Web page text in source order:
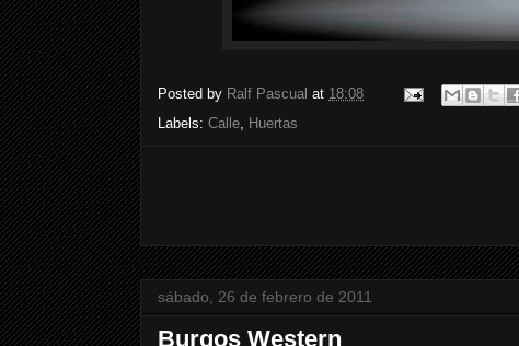
Posted by Ralf Pascual at 18:08
Labels: Calle, Huertas
sábado, 26 de febrero de 2011
Burgos Western